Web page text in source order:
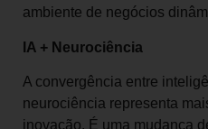
ambiente de negócios
IA + Neurociência
A convergência entre
neurociência representa
inovação. É uma mudança